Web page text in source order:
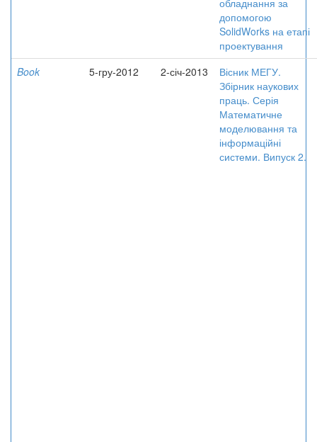
обладнання за
допомогою
SolidWorks на етапі
проектування
Book
5-гру-2012 2-січ-2013
Вісник МЕГУ.
Збірник наукових
праць. Серія
Математичне
моделювання та
інформаційні
системи. Випуск 2.